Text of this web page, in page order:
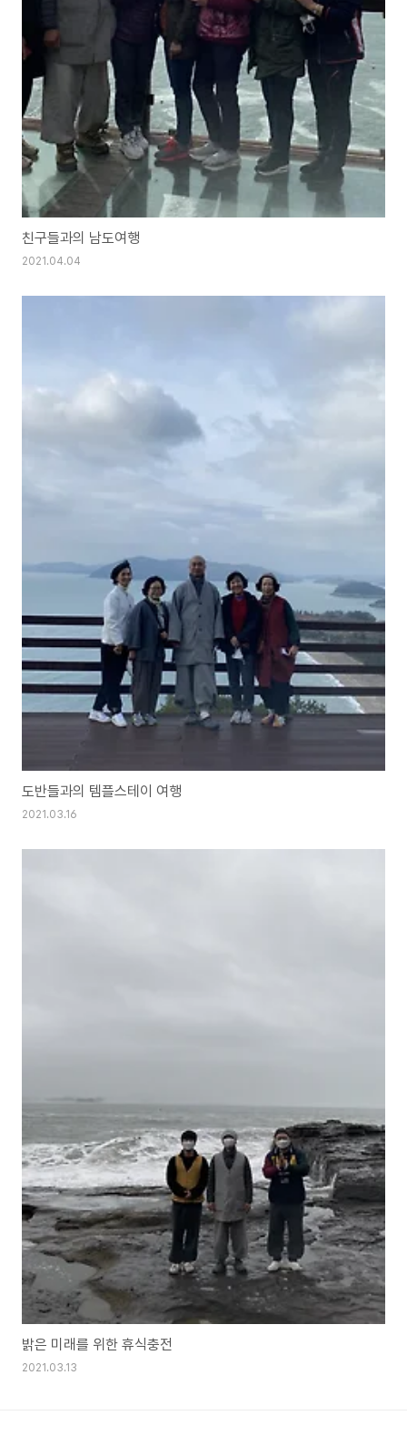
친구들과의 남도여행
2021.04.04
도반들과의 템플스테이 여행
2021.03.16
밝은 미래를 위한 휴식충전
2021.03.13